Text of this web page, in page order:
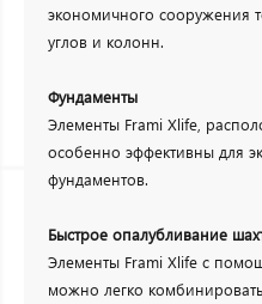
экономичного сооружения
углов и колонн.
Фундаменты
Элементы Frami Xlife,
особенно эффективны для
фундаментов.
Быстрое опалубливание
Элементы Frami Xlife с
можно легко